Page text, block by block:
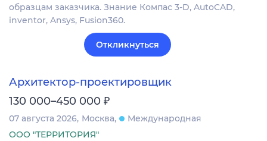
образцам заказчика. Знание Компас 3-D, AutoCAD,
inventor, Ansys, Fusion360.
Откликнуться
Архитектор-проектировщик
130 000–450 000 ₽
07 августа 2026 Москва
Международная
ООО "ТЕРРИТОРИЯ"